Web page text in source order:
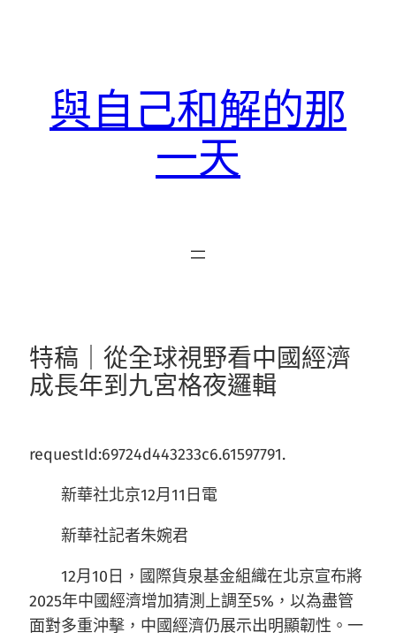
與自己和解的那
一天
特稿｜從全球視野看中國經濟
成長年到九宮格夜邏輯
requestId:69724d443233c6.61597791.
新華社北京12月11日電
新華社記者朱婉君
12月10日，國際貨泉基金組織在北京宣布將
2025年中國經濟增加猜測上調至5%，以為盡管
面對多重沖擊，中國經濟仍展示出明顯韌性。一